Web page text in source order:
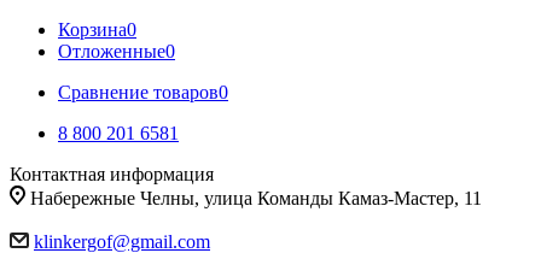
Корзина0
Отложенные0
Сравнение товаров0
8 800 201 6581
Контактная информация
Набережные Челны, улица Команды Камаз-Мастер, 11
klinkergof@gmail.com